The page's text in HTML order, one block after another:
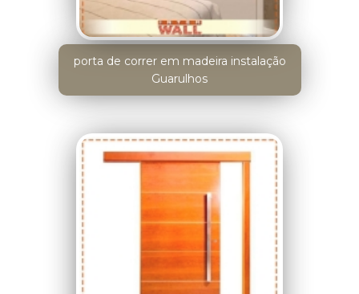
porta de correr em madeira instalação
Guarulhos